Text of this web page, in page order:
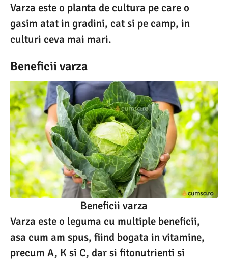
Varza este o planta de cultura pe care o
gasim atat in gradini, cat si pe camp, in
culturi ceva mai mari.
Beneficii varza
Beneficii varza
Varza este o leguma cu multiple beneficii,
asa cum am spus, fiind bogata in vitamine,
precum A, K si C, dar si fitonutrienti si